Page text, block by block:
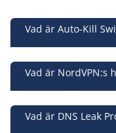
Vad är Auto-Kill
Vad är NordVPN:s
Vad är DNS Leak